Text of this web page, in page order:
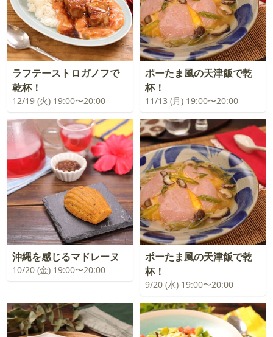
ラフテーストロガノフで
乾杯！
12/19 (火) 19:00〜20:00
ポーたま風の天津飯で乾
杯！
11/13 (月) 19:00〜20:00
沖縄を感じるマドレーヌ
10/20 (金) 19:00〜20:00
ポーたま風の天津飯で乾
杯！
9/20 (水) 19:00〜20:00